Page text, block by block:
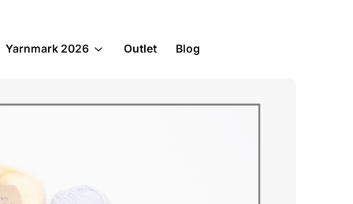
Yarnmark 2026 Outlet Blog